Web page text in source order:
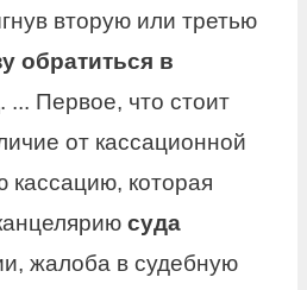
вторую или третью
обратиться в
. ... Первое, что стоит
от кассационной
которая
суда
жалоба в судебную